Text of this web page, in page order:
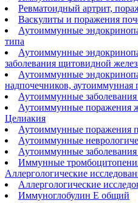
Ревматоидный артрит,
Васкулиты и поражения
Аутоиммунные
типа
Аутоиммунные
заболевания щитовидной
Аутоиммунные
надпочечников, аутоиммунная
Аутоиммунные
Аутоиммунные поражения
Целиакия
Аутоиммунные поражения
Аутоиммунные
Аутоиммунные заболевания
Иммунные
Аллергологические
Аллергологические
Иммуноглобулин Е общий